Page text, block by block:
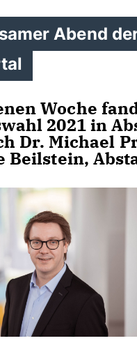
Abend
Woche
2021 in
Dr. Michael
Beilstein,